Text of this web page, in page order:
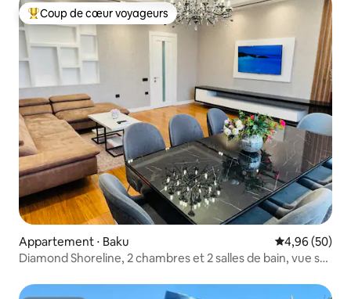
Coups de cœur voyageurs les plus appréciés
Coup de cœur voyageurs
Appartement ⋅ Baku Évaluation
4,96 (50)
Diamond Shoreline, 2 chambres et 2 salles de bain, vue sur